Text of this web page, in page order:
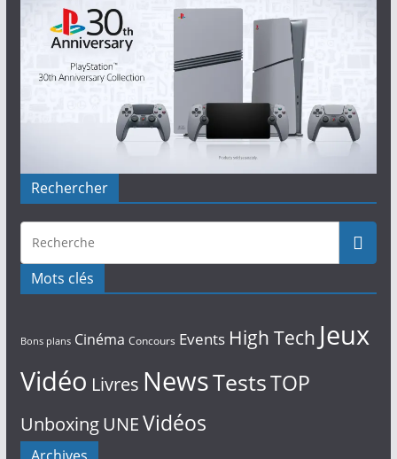
Rechercher
Mots clés
Bons plans Cinéma Concours Events High Tech Jeux
Vidéo Livres NewsTestsTOP
UnboxingUNEVidéos